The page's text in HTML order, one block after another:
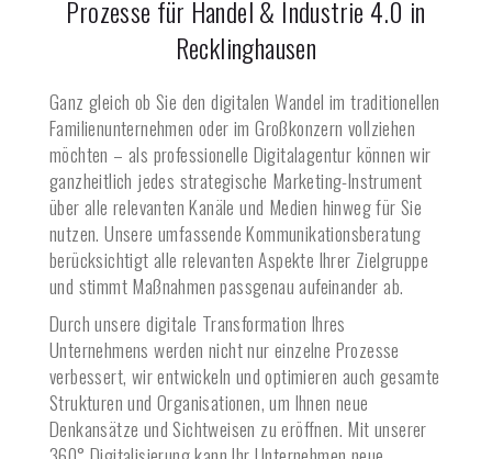
Prozesse für Handel & Industrie 4.0 in
Recklinghausen
Ganz gleich ob Sie den digitalen Wandel im traditionellen
Familienunternehmen oder im Großkonzern vollziehen
möchten – als professionelle Digitalagentur können wir
ganzheitlich jedes strategische Marketing-Instrument
über alle relevanten Kanäle und Medien hinweg für Sie
nutzen. Unsere umfassende Kommunikationsberatung
berücksichtigt alle relevanten Aspekte Ihrer Zielgruppe
und stimmt Maßnahmen passgenau aufeinander ab.
Durch unsere digitale Transformation Ihres
Unternehmens werden nicht nur einzelne Prozesse
verbessert, wir entwickeln und optimieren auch gesamte
Strukturen und Organisationen, um Ihnen neue
Denkansätze und Sichtweisen zu eröffnen. Mit unserer